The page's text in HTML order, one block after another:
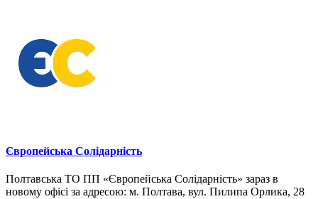
Європейська Солідарність
Полтавська ТО ПП «Європейська Солідарність» зараз в
новому офісі за адресою: м. Полтава, вул. Пилипа Орлика, 28